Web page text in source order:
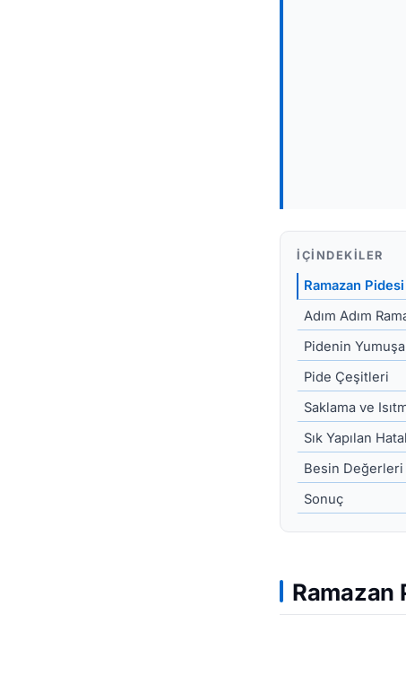
İÇINDEKILER
Ramazan
Adım Adım
Pidenin
Pide Çeşitleri
Saklama ve
Sık Yapılan
Besin Değerleri
Sonuç
Ramazan